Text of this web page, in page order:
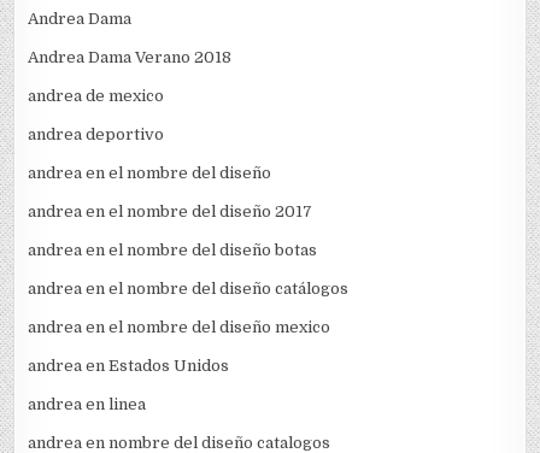
Andrea Dama
Andrea Dama Verano 2018
andrea de mexico
andrea deportivo
andrea en el nombre del diseño
andrea en el nombre del diseño 2017
andrea en el nombre del diseño botas
andrea en el nombre del diseño catálogos
andrea en el nombre del diseño mexico
andrea en Estados Unidos
andrea en linea
andrea en nombre del diseño catalogos